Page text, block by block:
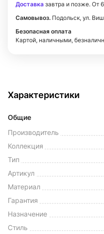
Доставка завтра и позже. От
Самовывоз. Подольск, ул.
Безопасная оплата
Картой, наличными,
Характеристики
Общие
Производитель
Коллекция
Тип
Артикул
Материал
Гарантия
Назначение
Стиль